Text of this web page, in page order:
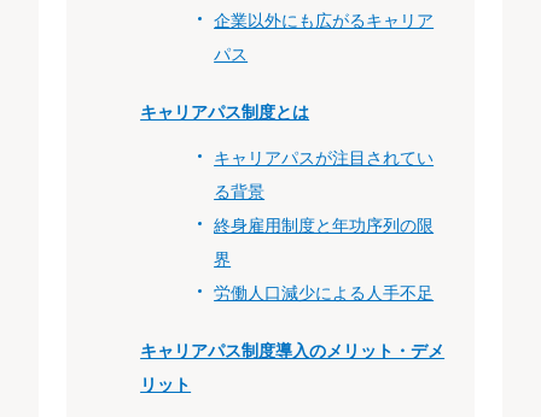
企業以外にも広がるキャリア
パス
キャリアパス制度とは
キャリアパスが注目されてい
る背景
終身雇用制度と年功序列の限
界
労働人口減少による人手不足
キャリアパス制度導入のメリット・デメ
リット